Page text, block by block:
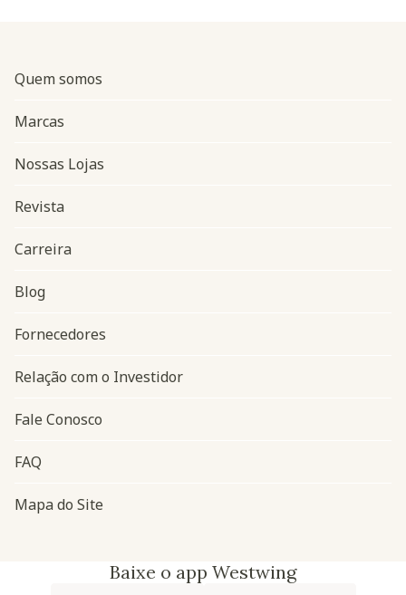
Navegação do rodapé
Quem somos
Marcas
Nossas Lojas
Revista
Carreira
Blog
Fornecedores
Relação com o Investidor
Fale Conosco
FAQ
Mapa do Site
Baixe o app Westwing